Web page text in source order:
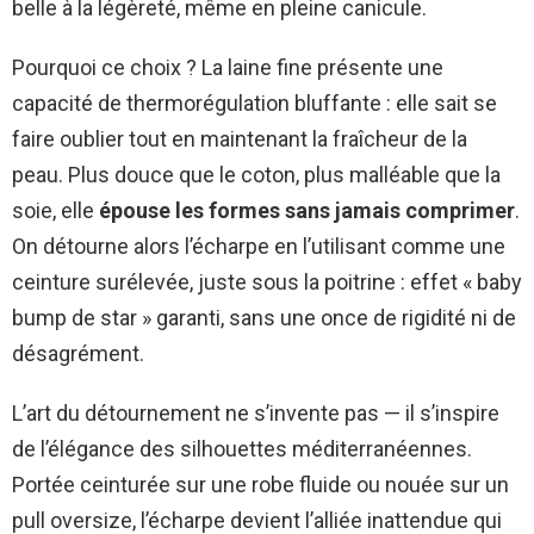
belle à la légèreté, même en pleine canicule.
Pourquoi ce choix ? La laine fine présente une
capacité de thermorégulation bluffante : elle sait se
faire oublier tout en maintenant la fraîcheur de la
peau. Plus douce que le coton, plus malléable que la
soie, elle épouse les formes sans jamais comprimer.
On détourne alors l’écharpe en l’utilisant comme une
ceinture surélevée, juste sous la poitrine : effet « baby
bump de star » garanti, sans une once de rigidité ni de
désagrément.
L’art du détournement ne s’invente pas — il s’inspire
de l’élégance des silhouettes méditerranéennes.
Portée ceinturée sur une robe fluide ou nouée sur un
pull oversize, l’écharpe devient l’alliée inattendue qui